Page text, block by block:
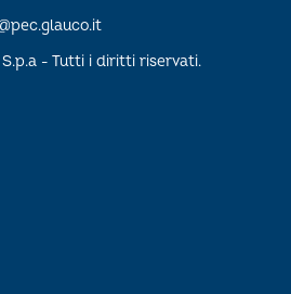
- Tutti i diritti riservati.